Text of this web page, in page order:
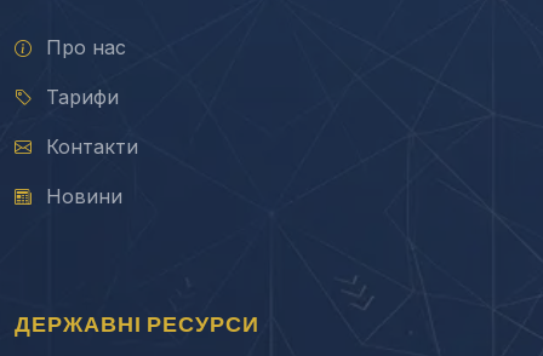
Про нас
Тарифи
Контакти
Новини
ДЕРЖАВНІ РЕСУРСИ